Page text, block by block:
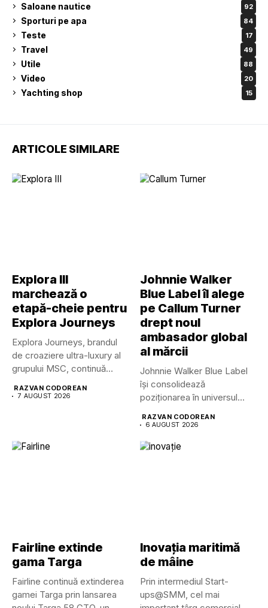
Saloane nautice 92
Sporturi pe apa 84
Teste 17
Travel 49
Utile 88
Video 20
Yachting shop 15
ARTICOLE SIMILARE
Explora III
marchează o
etapă-cheie pentru
Explora Journeys
Explora Journeys, brandul
de croaziere ultra-luxury al
grupului MSC, continuă
RAZVAN CODOREAN
7 AUGUST 2026
Johnnie Walker
Blue Label îl alege
pe Callum Turner
drept noul
ambasador global
al mărcii
Johnnie Walker Blue Label
își consolidează
poziționarea în universul
RAZVAN CODOREAN
6 AUGUST 2026
Fairline extinde
gama Targa
Fairline continuă extinderea
gamei Targa prin lansarea
Inovația maritimă
de mâine
Prin intermediul Start-
ups@SMM, cel mai